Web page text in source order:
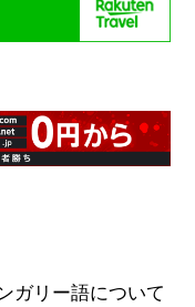
ガリー語について